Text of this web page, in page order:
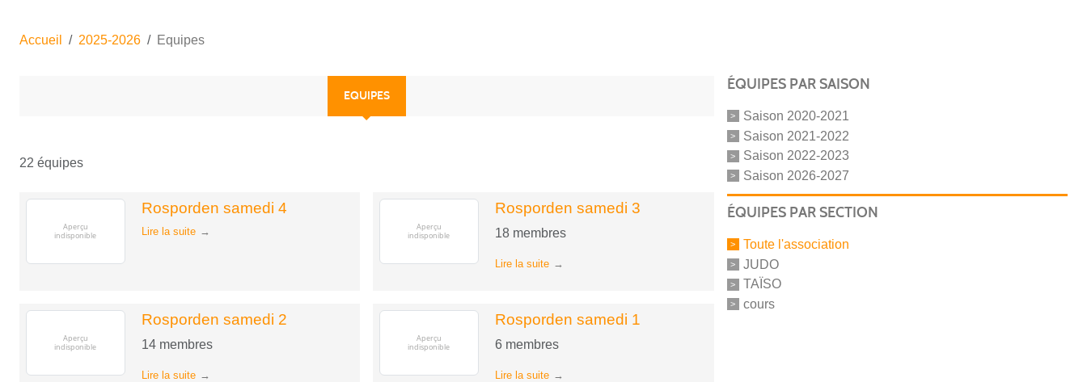
Accueil 2025-2026 Equipes
EQUIPES
22 équipes
Rosporden samedi 4
Lire la suite
Rosporden samedi 3
18 membres
Lire la suite
Rosporden samedi 2
14 membres
Lire la suite
Rosporden samedi 1
6 membres
Lire la suite
ÉQUIPES PAR SAISON
Saison 2020-2021
Saison 2021-2022
Saison 2022-2023
Saison 2026-2027
ÉQUIPES PAR SECTION
Toute l'association
JUDO
TAÏSO
cours